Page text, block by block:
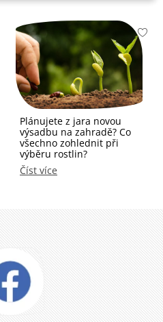
Plánujete z jara novou
výsadbu na zahradě? Co
všechno zohlednit při
výběru rostlin?
Číst více